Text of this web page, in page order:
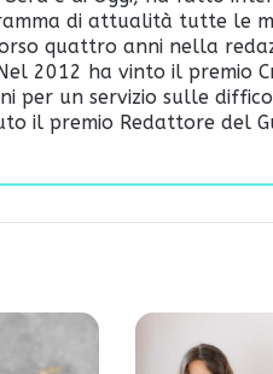
di attualità tutte le
quattro anni nella
2012 ha vinto il premio
per un servizio sulle
il premio Redattore del